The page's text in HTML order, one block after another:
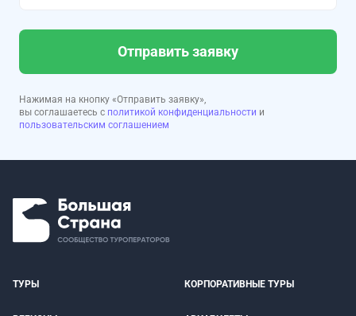
Отправить заявку
Нажимая на кнопку «Отправить заявку»,
вы соглашаетесь с политикой конфиденциальности и
пользовательским соглашением
ТУРЫ КОРПОРАТИВНЫЕ ТУРЫ